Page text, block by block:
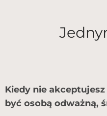
Kiedy nie
być osobą odważną,